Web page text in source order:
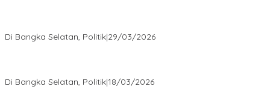
Di Bangka Selatan, Politik|29/03/2026
Di Bangka Selatan, Politik|18/03/2026